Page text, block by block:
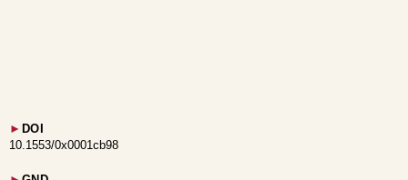
► DOI
10.1553/0x0001cb98